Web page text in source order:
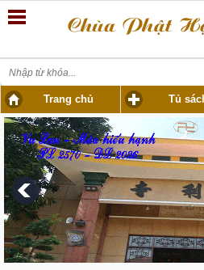
Trang chủ Tủ